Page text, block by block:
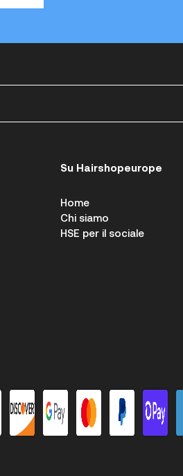
Su Hairshopeurope
Home
Chi siamo
HSE per il sociale